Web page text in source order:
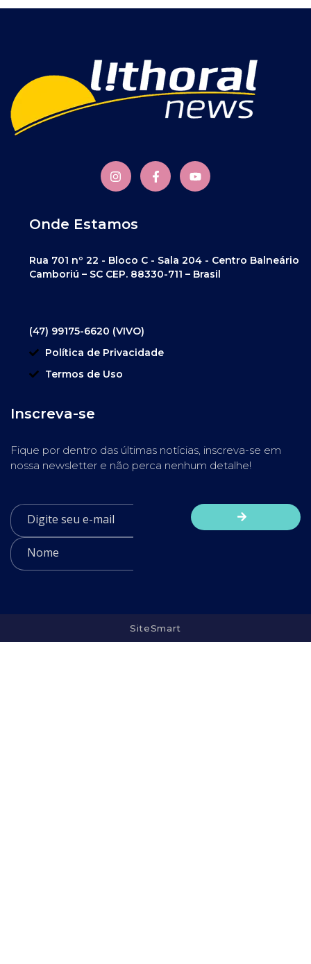
Onde Estamos
Rua 701 nº 22 - Bloco C - Sala 204 - Centro Balneário
Camboriú – SC CEP. 88330-711 – Brasil
(47) 99175-6620 (VIVO)
Política de Privacidade
Termos de Uso
Inscreva-se
Fique por dentro das últimas notícias, inscreva-se em
nossa newsletter e não perca nenhum detalhe!
SiteSmart